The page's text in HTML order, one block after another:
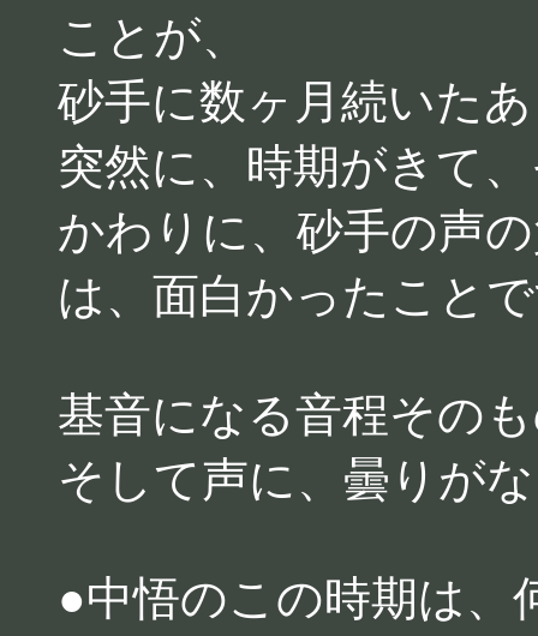
ことが、
砂手に数ヶ月続いた
突然に、時期がきて
かわりに、砂手の声
は、面白かったこと
基音になる音程その
そして声に、曇りが
●中悟のこの時期は、